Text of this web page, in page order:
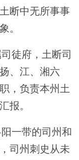
断中无所事事
。
徒府，土断司
、江、湘六
，负责本州土
报。
一带的司州和
司州刺史从未